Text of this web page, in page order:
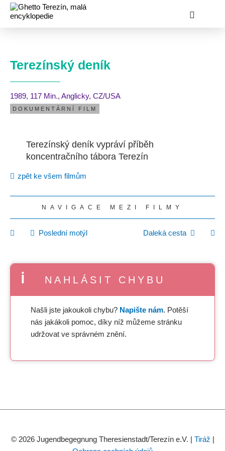
Terezínský deník
1989, 117 Min., Anglicky, CZ/USA
DOKUMENTÁRNÍ FILM
Terezínský deník vypráví příběh
koncentračního tábora Terezín
zpět ke všem filmům
NAVIGACE MEZI FILMY
Poslední motýl Daleká cesta
NAHLÁSIT CHYBU
Našli jste jakoukoli chybu? Napište nám. Potěší
nás jakákoli pomoc, díky níž můžeme stránku
udržovat ve správném znění.
© 2026 Jugendbegegnung Theresienstadt/Terezín e.V. | Tiráž |